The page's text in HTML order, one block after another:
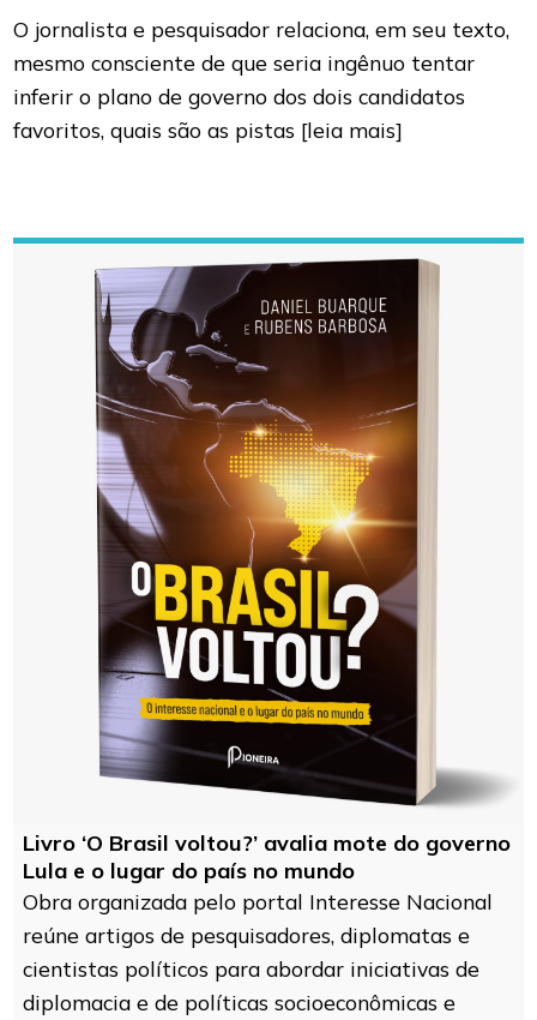
O jornalista e pesquisador relaciona, em seu texto,
mesmo consciente de que seria ingênuo tentar
inferir o plano de governo dos dois candidatos
favoritos, quais são as pistas [leia mais]
Livro ‘O Brasil voltou?’ avalia mote do governo
Lula e o lugar do país no mundo
Obra organizada pelo portal Interesse Nacional
reúne artigos de pesquisadores, diplomatas e
cientistas políticos para abordar iniciativas de
diplomacia e de políticas socioeconômicas e